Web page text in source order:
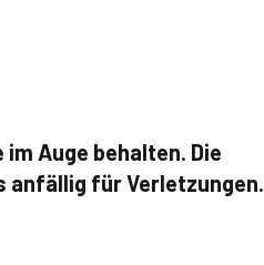
Auge behalten. Die
anfällig für Verletzungen.